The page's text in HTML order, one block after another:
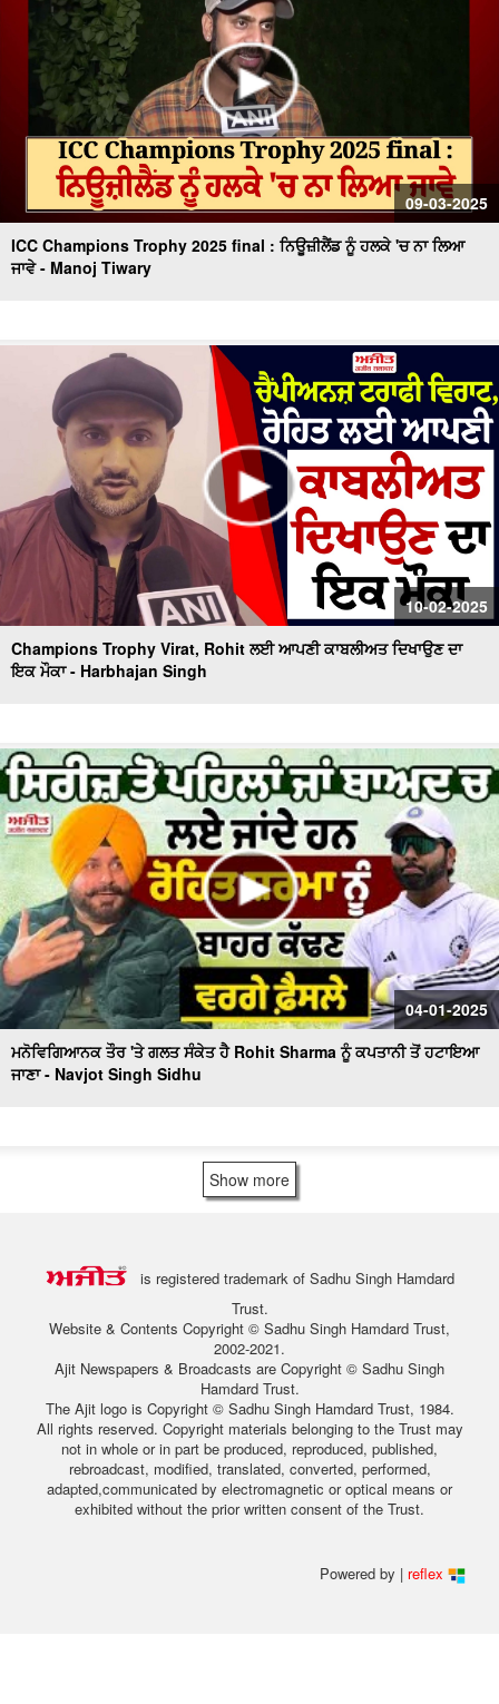
09-03-2025
ICC Champions Trophy 2025 final : ਨਿਊਜ਼ੀਲੈਂਡ ਨੂੰ ਹਲਕੇ 'ਚ ਨਾ ਲਿਆ
ਜਾਵੇ - Manoj Tiwary
10-02-2025
Champions Trophy Virat, Rohit ਲਈ ਆਪਣੀ ਕਾਬਲੀਅਤ ਦਿਖਾਉਣ ਦਾ
ਇਕ ਮੌਕਾ - Harbhajan Singh
04-01-2025
ਮਨੋਵਿਗਿਆਨਕ ਤੌਰ 'ਤੇ ਗਲਤ ਸੰਕੇਤ ਹੈ Rohit Sharma ਨੂੰ ਕਪਤਾਨੀ ਤੋਂ ਹਟਾਇਆ
ਜਾਣਾ - Navjot Singh Sidhu
Show more
is registered trademark of Sadhu Singh Hamdard
Trust.
Website & Contents Copyright © Sadhu Singh Hamdard Trust,
2002-2021.
Ajit Newspapers & Broadcasts are Copyright © Sadhu Singh
Hamdard Trust.
The Ajit logo is Copyright © Sadhu Singh Hamdard Trust, 1984.
All rights reserved. Copyright materials belonging to the Trust may
not in whole or in part be produced, reproduced, published,
rebroadcast, modified, translated, converted, performed,
adapted,communicated by electromagnetic or optical means or
exhibited without the prior written consent of the Trust.
Powered by | reflex